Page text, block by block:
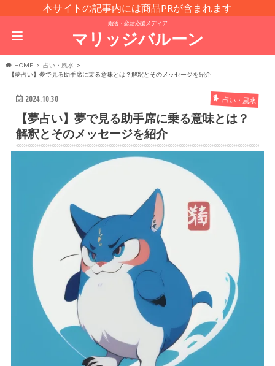
本サイトの記事内には商品PRが含まれます
婚活・恋活応援メディア
マリッジバルーン
HOME
占い・風水
【夢占い】夢で見る助手席に乗る意味とは？解釈とそのメッセージを紹介
2024.10.30 占い・風水
【夢占い】夢で見る助手席に乗る意味とは？
解釈とそのメッセージを紹介